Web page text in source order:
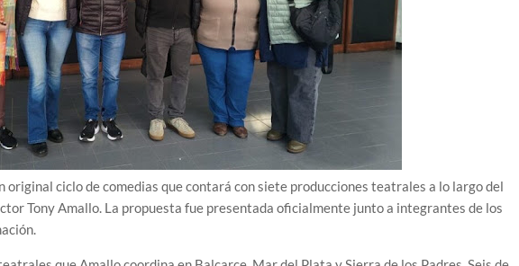
original ciclo de comedias que contará con siete producciones teatrales a lo largo del
Tony Amallo. La propuesta fue presentada oficialmente junto a integrantes de los